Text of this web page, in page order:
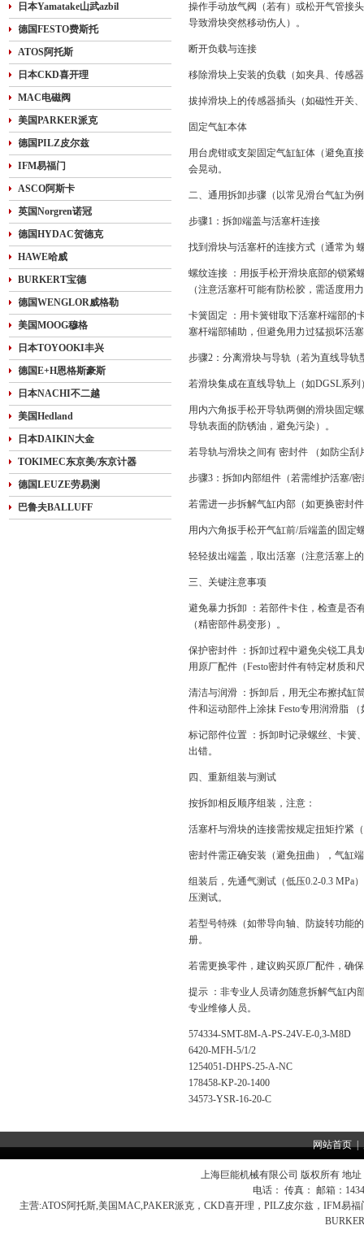
购的客户，为避免您的货期受到影
响，请提前安排订货事宜。高速规定
如下1.高速免费规定时间：2020年10
月1日0时-10月8日24时，共8天
日本Yamatake山武azbil
德国FESTO费斯托
ATOS阿托斯
日本CKD喜开理
MAC电磁阀
美国PARKER派克
德国PILZ皮尔兹
IFM易福门
ASCO阿斯卡
英国Norgren诺冠
德国HYDAC贺德克
HAWE哈威
BURKERT宝德
德国WENGLOR威格勒
美国MOOG穆格
日本TOYOOKI丰兴
德国E+H恩格斯豪斯
日本NACHI不二越
美国Hedland
日本DAIKIN大金
TOKIMEC东京美/东京计器
德国LEUZE劳易测
巴鲁夫BALLUFF
操作手动放气阀（若有）或松开气管接
导致滑块突然移动伤人）。
断开负载与连接
移除滑块上安装的负载（如夹具、传感
拔掉滑块上的传感器插头（如磁性开关
固定气缸本体
用台虎钳或支架固定气缸缸体（避免直
会晃动。
二、通用拆卸步骤（以常见滑台气缸为
步骤1：拆卸端盖与活塞杆连接
找到滑块与活塞杆的连接方式（通常为
螺纹连接 ：用扳手松开滑块底部的锁紧
（注意活塞杆可能有防松胶，需适度用
卡簧固定 ：用卡簧钳取下活塞杆端部的
塞杆端部辅助，但避免用力过猛损坏活
步骤2：分离滑块与导轨（若为直线导轨
若滑块集成在直线导轨上（如DGSL系
用内六角扳手松开导轨两侧的滑块固定
导轨表面的防锈油，避免污染）。
若导轨与滑块之间有 密封件 （如防尘
步骤3：拆卸内部组件（若需维护活塞/密
若需进一步拆解气缸内部（如更换密封
用内六角扳手松开气缸前/后端盖的固定
轻轻拔出端盖，取出活塞（注意活塞上
三、关键注意事项
避免暴力拆卸 ：若部件卡住，检查是否
（精密部件易变形）。
保护密封件 ：拆卸过程中避免尖锐工具
用原厂配件（Festo密封件有特定材质和
清洁与润滑 ：拆卸后，用无尘布擦拭缸
件和运动部件上涂抹 Festo专用润滑脂 （
标记部件位置 ：拆卸时记录螺丝、卡簧
出错。
四、重新组装与测试
按拆卸相反顺序组装，注意：
活塞杆与滑块的连接需按规定扭矩拧紧
密封件需正确安装（避免扭曲），气缸
组装后，先通气测试（低压0.2-0.3 MPa
压测试。
若型号特殊（如带导向轴、防旋转功能
册。
若需更换零件，建议购买原厂配件，确
提示 ：非专业人员请勿随意拆解气缸内
专业维修人员。
574334-SMT-8M-A-PS-24V-E-0,3-M8D
6420-MFH-5/1/2
1254051-DHPS-25-A-NC
178458-KP-20-1400
34573-YSR-16-20-C
网站首页|
上海巨能机械有限公司 版权所有 地
电话： 传真： 邮箱：
主营:ATOS阿托斯,美国MAC,PAKER派克，CKD喜开理，PILZ皮尔兹，IFM易